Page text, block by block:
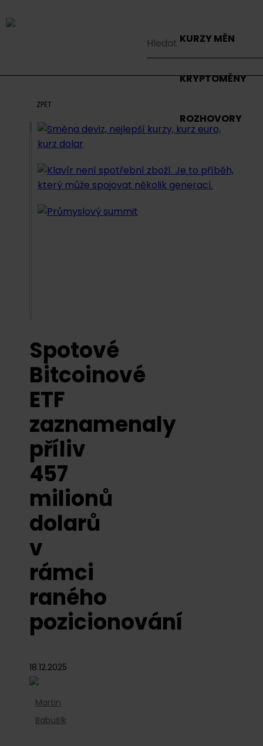
KURZY MĚN
KRYPTOMĚNY
ROZHOVORY
ZPĚT
Spotové
Bitcoinové
ETF
zaznamenaly
příliv
457
milionů
dolarů
v
rámci
raného
pozicionování
18.12.2025
Martin
Babušík